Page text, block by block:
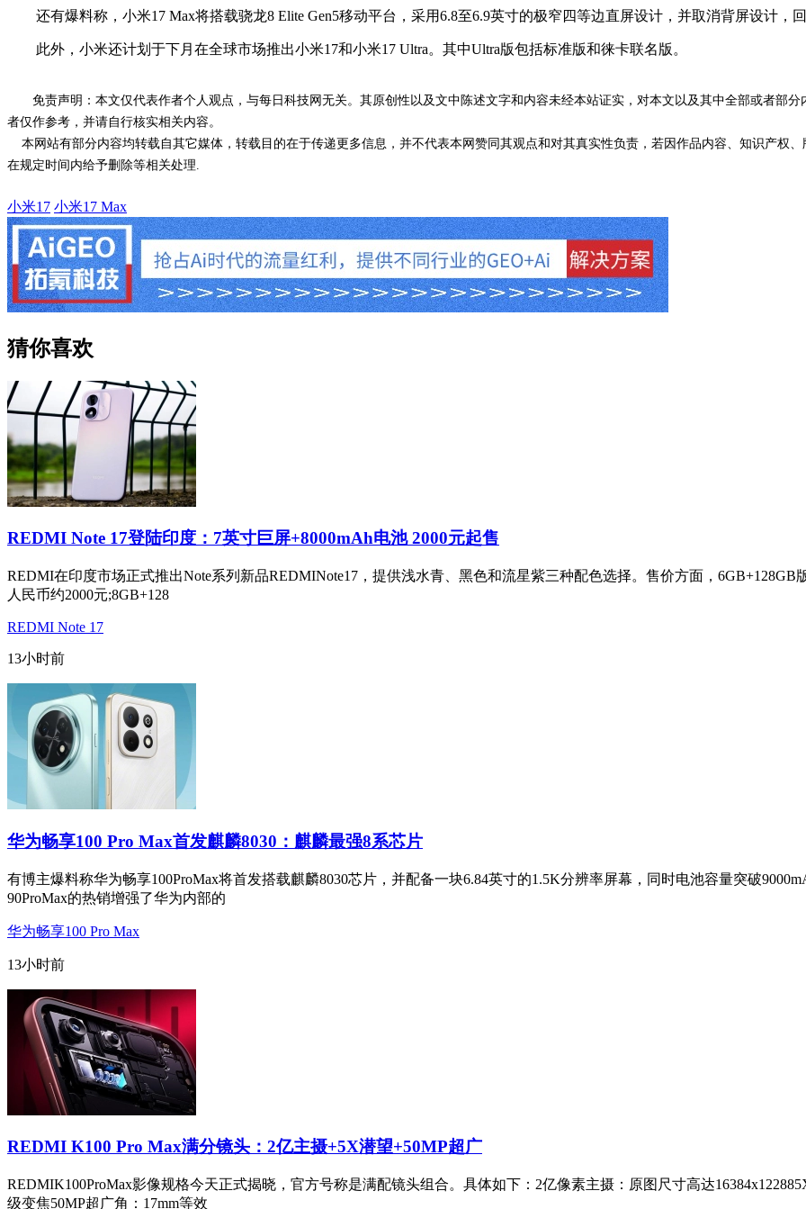
还有爆料称，小米17 Max将搭载骁龙8 Elite Gen5移动平台，采用6.8至6.9英寸的极窄四等边直屏设计，并取消背屏设计，
此外，小米还计划于下月在全球市场推出小米17和小米17 Ultra。其中Ultra版包括标准版和徕卡联名版。
免责声明：本文仅代表作者个人观点，与每日科技网无关。其原创性以及文中陈述文字和内容未经本站证实，对本文以及其中全部或者部
者仅作参考，并请自行核实相关内容。
本网站有部分内容均转载自其它媒体，转载目的在于传递更多信息，并不代表本网赞同其观点和对其真实性负责，若因作品内容、知识产权
在规定时间内给予删除等相关处理.
小米17 小米17 Max
猜你喜欢
REDMI Note 17登陆印度：7英寸巨屏+8000mAh电池 2000元起售
REDMI在印度市场正式推出Note系列新品REDMINote17，提供浅水青、黑色和流星紫三种配色选择。售价方面，6GB+128GB
人民币约2000元;8GB+128
REDMI Note 17
13小时前
华为畅享100 Pro Max首发麒麟8030：麒麟最强8系芯片
有博主爆料称华为畅享100ProMax将首发搭载麒麟8030芯片，并配备一块6.84英寸的1.5K分辨率屏幕，同时电池容量突破
90ProMax的热销增强了华为内部的
华为畅享100 Pro Max
13小时前
REDMI K100 Pro Max满分镜头：2亿主摄+5X潜望+50MP超广
REDMIK100ProMax影像规格今天正式揭晓，官方号称是满配镜头组合。具体如下：2亿像素主摄：原图尺寸高达
级变焦50MP超广角：17mm等效